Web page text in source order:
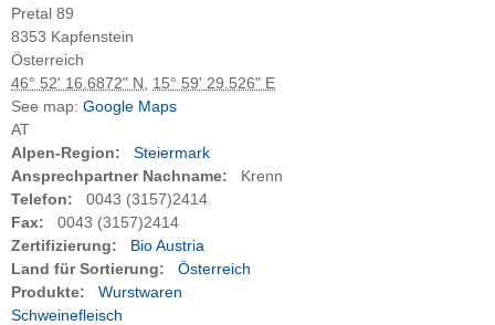
Pretal 89
8353 Kapfenstein
Österreich
46° 52' 16.6872" N
15° 59' 29.526" E
See map: Google Maps
AT
Alpen-Region:
Steiermark
Ansprechpartner Nachname:
Krenn
Telefon:
0043 (3157)2414
Fax:
0043 (3157)2414
Zertifizierung:
Bio Austria
Land für Sortierung:
Österreich
Produkte:
Wurstwaren
Schweinefleisch